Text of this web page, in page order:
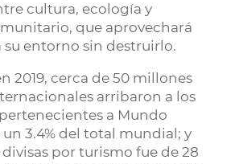
cultura, ecología y
que aprovechará
su entorno sin destruirlo.
2019, cerca de 50 millones
arribaron a los
a Mundo
un 3.4% del total mundial; y
por turismo fue de 28